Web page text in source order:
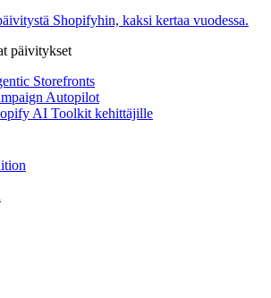
Shopifyhin, kaksi kertaa vuodessa.
päivitykset
Storefronts
Autopilot
AI Toolkit kehittäjille